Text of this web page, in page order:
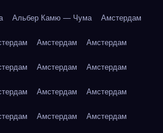
Альбер Камю — Чума Амстердам
Амстердам Амстердам
Амстердам Амстердам
Амстердам Амстердам
Амстердам Амстердам